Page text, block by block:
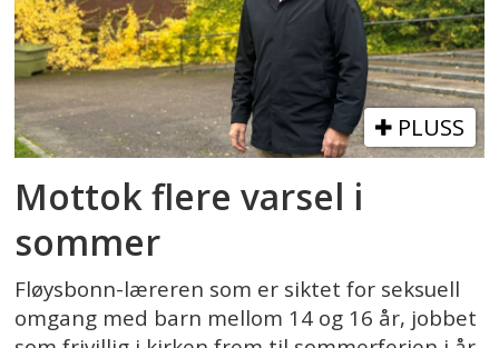
PLUSS
Mottok flere varsel i
sommer
Fløysbonn-læreren som er siktet for seksuell
omgang med barn mellom 14 og 16 år, jobbet